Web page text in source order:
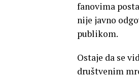
fanovima
nije javno
publikom.
Ostaje da se
društvenim